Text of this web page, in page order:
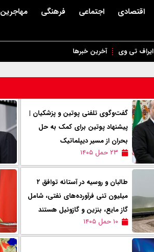
اقتصادی اجتماعی فرهنگی مهاجرین
ایراف تی وی آخرین خبرها
گفت‌وگوی تلفنی پوتین و پزشکیان |
پیشنهاد پوتین برای کمک به حل
بحران از مسیر دیپلماتیک
۲۳ حمل ۱۴۰۵
طالبان و روسیه در آستانه توافق ۲
میلیون تنی فرآورده‌های نفتی، شامل
گاز مایع، بنزین و گازوئیل هستند
۱۰ حمل ۱۴۰۵